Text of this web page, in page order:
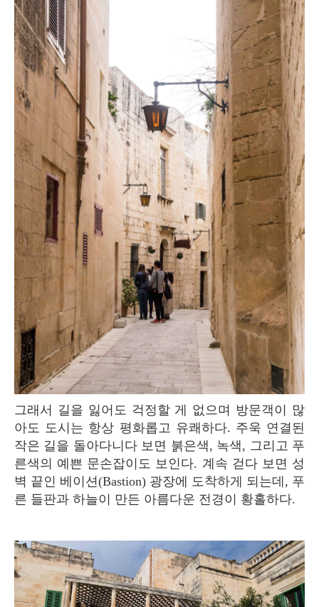
그래서 길을 잃어도 걱정할 게 없으며 방문객이 많
아도 도시는 항상 평화롭고 유쾌하다. 주욱 연결된
작은 길을 돌아다니다 보면 붉은색, 녹색, 그리고 푸
른색의 예쁜 문손잡이도 보인다. 계속 걷다 보면 성
벽 끝인 베이션(Bastion) 광장에 도착하게 되는데, 푸
른 들판과 하늘이 만든 아름다운 전경이 황홀하다.